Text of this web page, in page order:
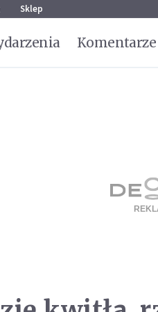
Sklep
Komentarze